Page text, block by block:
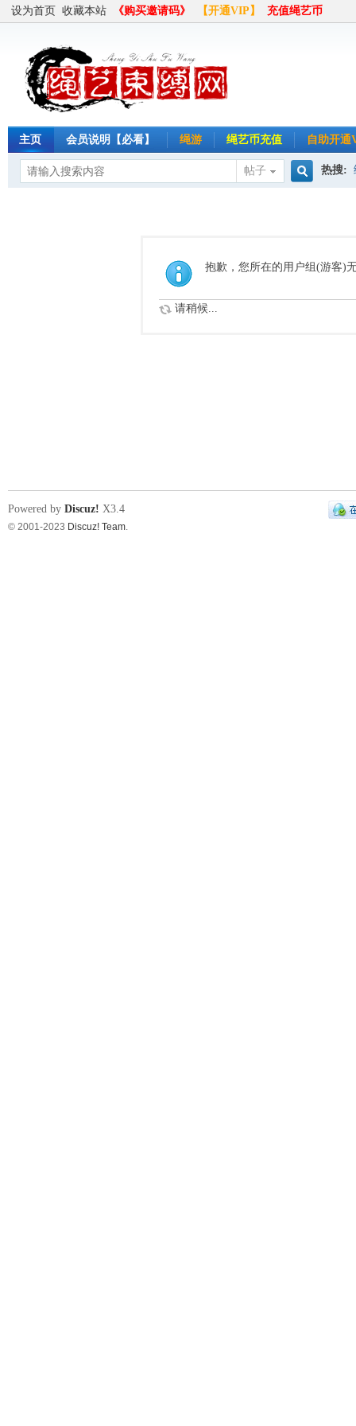
设为首页 收藏本站 《购买邀请码》 【开通VIP】 充值绳艺币
主页 会员说明【必看】 绳游 绳艺币充值 自助开通
帖子
索
热搜:
抱歉，您所在的用户组(游客)
请稍候...
Powered by Discuz! X3.4
© 2001-2023 Discuz! Team